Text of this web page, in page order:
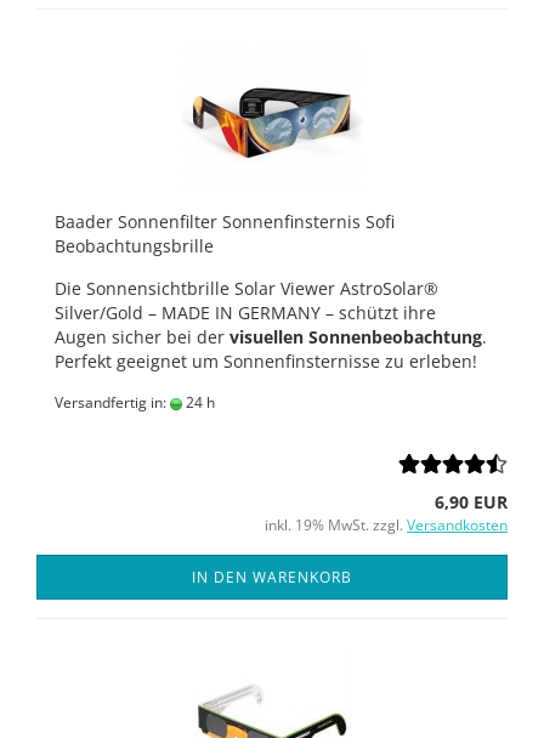
Baader Sonnenfilter Sonnenfinsternis Sofi
Beobachtungsbrille
Die Sonnensichtbrille Solar Viewer AstroSolar®
Silver/Gold – MADE IN GERMANY – schützt ihre
Augen sicher bei der visuellen Sonnenbeobachtung.
Perfekt geeignet um Sonnenfinsternisse zu erleben!
Versandfertig in: 24 h
6,90 EUR
inkl. 19% MwSt. zzgl. Versandkosten
IN DEN WARENKORB